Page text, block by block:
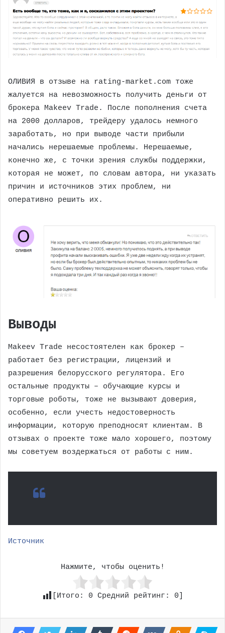
ОЛИВИЯ в отзыве на rating-market.com тоже
жалуется на невозможность получить деньги от
брокера Makeev Trade. После пополнения счета
на 2000 долларов, трейдеру удалось немного
заработать, но при выводе части прибыли
начались нерешаемые проблемы. Нерешаемые,
конечно же, с точки зрения службы поддержки,
которая не может, по словам автора, ни указать
причин и источников этих проблем, ни
оперативно решить их.
Выводы
Makeev Trade несостоятелен как брокер –
работает без регистрации, лицензий и
разрешения белорусского регулятора. Его
остальные продукты – обучающие курсы и
торговые роботы, тоже не вызывают доверия,
особенно, если учесть недостоверность
информации, которую преподносят клиентам. В
отзывах о проекте тоже мало хорошего, поэтому
мы советуем воздержаться от работы с ним.
Источник
Нажмите, чтобы оценить!
[Итого: 0 Средний рейтинг: 0